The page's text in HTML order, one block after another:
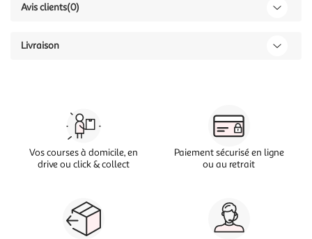
Avis clients(0)
Livraison
Vos courses à domicile, en
drive ou click & collect
Paiement sécurisé en ligne
ou au retrait